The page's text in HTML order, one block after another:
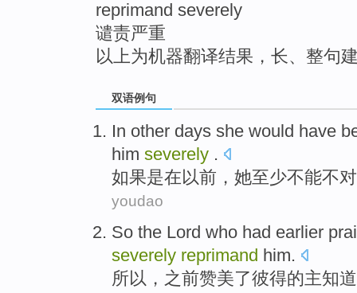
reprimand severely
谴责严重
以上为机器翻译结果，长、整句
双语例句
In other days she would have
him severely .
如果是在以前 ， 她至少不能不对
youdao
So the Lord who had earlier
severely reprimand him.
所以 ， 之前赞美了彼得的主知道